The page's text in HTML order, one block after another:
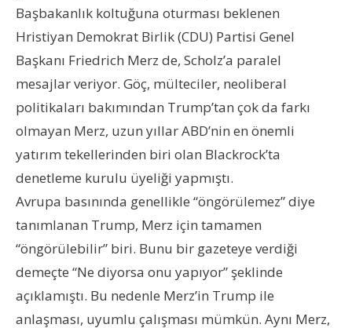
Başbakanlık koltuğuna oturması beklenen
Hristiyan Demokrat Birlik (CDU) Partisi Genel
Başkanı Friedrich Merz de, Scholz’a paralel
mesajlar veriyor. Göç, mülteciler, neoliberal
politikaları bakımından Trump’tan çok da farkı
olmayan Merz, uzun yıllar ABD’nin en önemli
yatırım tekellerinden biri olan Blackrock’ta
denetleme kurulu üyeliği yapmıştı.
Avrupa basınında genellikle “öngörülemez” diye
tanımlanan Trump, Merz için tamamen
“öngörülebilir” biri. Bunu bir gazeteye verdiği
demeçte “Ne diyorsa onu yapıyor” şeklinde
açıklamıştı. Bu nedenle Merz’in Trump ile
anlaşması, uyumlu çalışması mümkün. Aynı Merz,